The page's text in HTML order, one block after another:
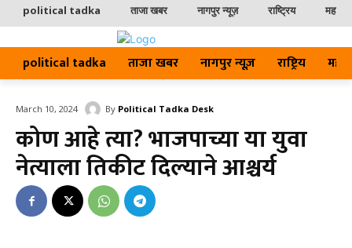
political tadka ताजा खबर नागपुर न्यूज़ राष्ट्रिय
political tadka ताजा खबर नागपुर न्यूज़ राष्ट्रिय
March 10, 2024 By Political Tadka Desk
कोण आहे त्या? भाजपाच्या या युवा
नेत्याला तिकीट दिल्याने आश्चर्य